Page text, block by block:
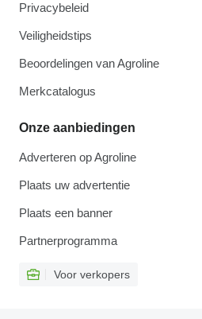
Privacybeleid
Veiligheidstips
Beoordelingen van Agroline
Merkcatalogus
Onze aanbiedingen
Adverteren op Agroline
Plaats uw advertentie
Plaats een banner
Partnerprogramma
Voor verkopers